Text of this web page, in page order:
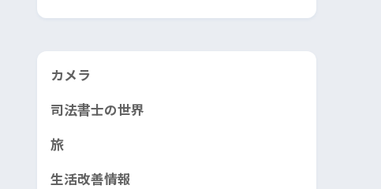
カメラ
司法書士の世界
旅
生活改善情報